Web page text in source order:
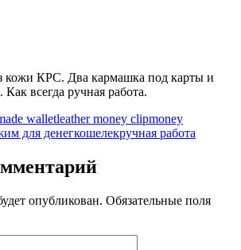
кожи КРС. Два кармашка под карты и
всегда ручная работа.
walletleather money clipmoney
для денегкошелекручная работа
опубликован. Обязательные поля